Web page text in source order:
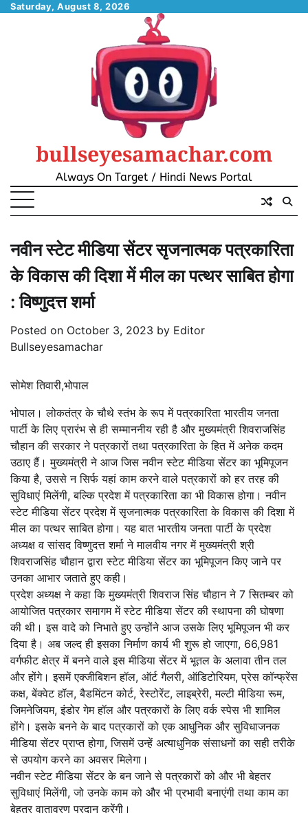
SkipSaturday, August 8, 2026
bullseyesamachar.com
Always On Target / Hindi News Portal
नवीन स्टेट मीडिया सेंटर सृजनात्मक पत्रकारिता
के विकास की दिशा में मील का पत्थर साबित होगा
: विष्णुदत्त शर्मा
Posted on October 3, 2023 by Editor
Bullseyesamachar
सोमेश तिवारी,भोपाल
भोपाल। लोकतंत्र के चौथे स्तंभ के रूप में पत्रकारिता भारतीय जनता
पार्टी के लिए प्रारंभ से ही सम्माननीय रही है और मुख्यमंत्री शिवराजसिंह
चौहान की सरकार ने पत्रकारों तथा पत्रकारिता के हित में अनेक कदम
उठाए हैं। मुख्यमंत्री ने आज जिस नवीन स्टेट मीडिया सेंटर का भूमिपूजन
किया है, उससे न सिर्फ यहां काम करने वाले पत्रकारों को हर तरह की
सुविधाएं मिलेंगी, बल्कि प्रदेश में पत्रकारिता का भी विकास होगा। नवीन
स्टेट मीडिया सेंटर प्रदेश में सृजनात्मक पत्रकारिता के विकास की दिशा में
मील का पत्थर साबित होगा। यह बात भारतीय जनता पार्टी के प्रदेश
अध्यक्ष व सांसद विष्णुदत्त शर्मा ने मालवीय नगर में मुख्यमंत्री श्री
शिवराजसिंह चौहान द्वारा स्टेट मीडिया सेंटर का भूमिपूजन किए जाने पर
उनका आभार जताते हुए कही।
प्रदेश अध्यक्ष ने कहा कि मुख्यमंत्री शिवराज सिंह चौहान ने 7 सितम्बर को
आयोजित पत्रकार समागम में स्टेट मीडिया सेंटर की स्थापना की घोषणा
की थी। इस वादे को निभाते हुए उन्होंने आज उसके लिए भूमिपूजन भी कर
दिया है। अब जल्द ही इसका निर्माण कार्य भी शुरू हो जाएगा, 66,981
वर्गफीट क्षेत्र में बनने वाले इस मीडिया सेंटर में भूतल के अलावा तीन तल
और होंगे। इसमें एक्जीबिशन हॉल, ऑर्ट गैलरी, ऑडिटोरियम, प्रेस कॉन्फ्रेंस
कक्ष, बेंक्वेट हॉल, बैडमिंटन कोर्ट, रेस्टोरेंट, लाइब्रेरी, मल्टी मीडिया रूम,
जिमनेजियम, इंडोर गेम हॉल और पत्रकारों के लिए वर्क स्पेस भी शामिल
होंगे। इसके बनने के बाद पत्रकारों को एक आधुनिक और सुविधाजनक
मीडिया सेंटर प्राप्त होगा, जिसमें उन्हें अत्याधुनिक संसाधनों का सही तरीके
से उपयोग करने का अवसर मिलेगा।
नवीन स्टेट मीडिया सेंटर के बन जाने से पत्रकारों को और भी बेहतर
सुविधाएं मिलेंगी, जो उनके काम को और भी प्रभावी बनाएंगी तथा काम का
बेहतर वातावरण प्रदान करेंगी।